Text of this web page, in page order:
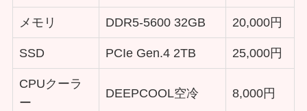
メモリ DDR5-5600 32GB 20,000円
SSD PCIe Gen.4 2TB 25,000円
CPUクーラ
ー
DEEPCOOL空冷 8,000円